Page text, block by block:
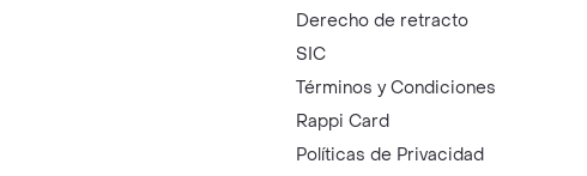
Derecho de retracto
SIC
Términos y Condiciones
Rappi Card
Políticas de Privacidad